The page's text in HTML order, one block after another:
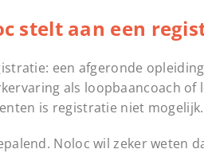
stelt aan een
een afgeronde
als loopbaancoach
is registratie niet mogelijk.
Noloc wil zeker weten